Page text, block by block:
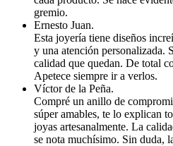
gremio.
Ernesto Juan.
Esta joyería tiene diseños
y una atención personalizada.
calidad que quedan. De total
Apetece siempre ir a verlos.
Víctor de la Peña.
Compré un anillo de
súper amables, te lo explican
joyas artesanalmente. La
se nota muchísimo. Sin duda,